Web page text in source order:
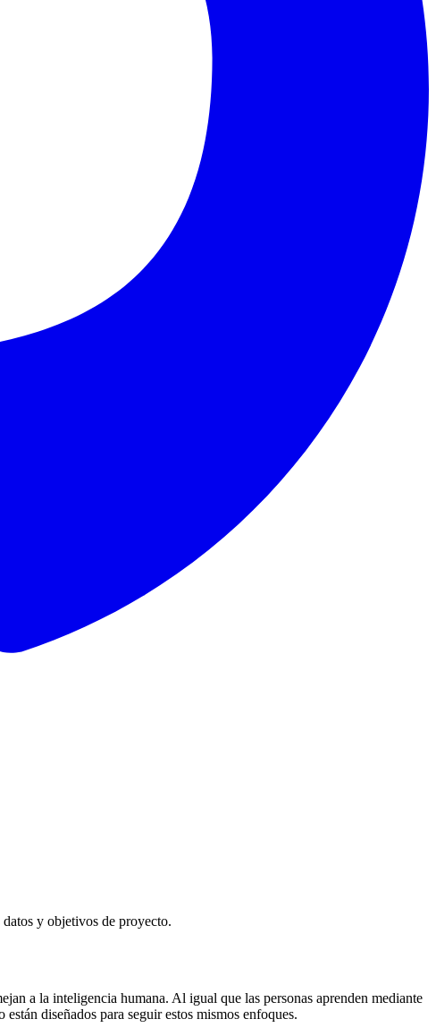
y objetivos de proyecto.
a la inteligencia humana. Al igual que las personas aprenden mediante
diseñados para seguir estos mismos enfoques.